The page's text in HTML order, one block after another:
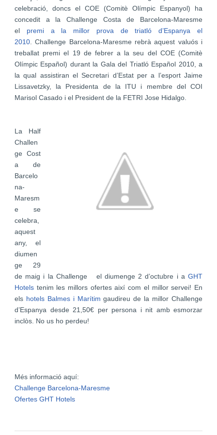
celebració, doncs el COE (Comitè Olímpic Espanyol) ha
concedit a la Challenge Costa de Barcelona-Maresme
el premi a la millor prova de triatló d’Espanya el
2010 . Challenge Barcelona-Maresme rebrà aquest valuós i
treballat premi el 19 de febrer a la seu del COE (Comitè
Olímpic Español) durant la Gala del Triatló Español 2010, a
la qual assistiran el Secretari d’Estat per a l’esport Jaime
Lissavetzky, la Presidenta de la ITU i membre del COI
Marisol Casado i el President de la FETRI Jose Hidalgo.
La Half
Challen
ge Cost
a de
Barcelo
na-
Maresm
e
se
celebra,
aquest
any,
el
diumen
ge 29
de maig i la Challenge el diumenge 2 d’octubre i aGHT
Hotels tenim les millors ofertes així com el millor servei! En
els hotels Balmes i Marítim gaudireu de la millor Challenge
d’Espanya desde 21,50€ per persona i nit amb esmorzar
inclòs. No us ho perdeu!
Més informació aquí:
Challenge Barcelona-Maresme
Ofertes GHT Hotels